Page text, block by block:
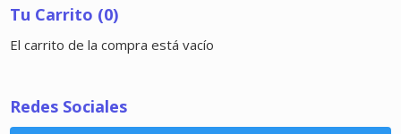
Tu Carrito (0)
El carrito de la compra está vacío
Redes Sociales